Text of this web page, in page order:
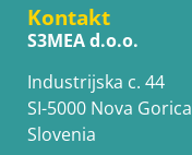
Kontakt
S3MEA d.o.o.
Industrijska c. 44
SI-5000 Nova Gorica
Slovenia